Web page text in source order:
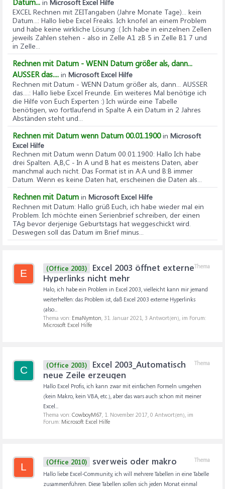
Datum... in Microsoft Excel Hilfe
EXCEL Rechnen mit ZEITangaben (Jahre Monate Tage)... kein
Datum...: Hallo liebe Excel Freaks. Ich knofel an einem Problem
und habe keine wirkliche Lösung :( Ich habe in einzelnen Zellen
jeweils Zahlen stehen - also in Zelle A1 zB 5 in Zelle B1 7 und
in Zelle...
Rechnen mit Datum - WENN Datum größer als, dann...
AUSSER das.... in Microsoft Excel Hilfe
Rechnen mit Datum - WENN Datum größer als, dann... AUSSER
das....: Hallo liebe Excel Freunde. Ein weiteres Mal benötige ich
die Hilfe von Euch Experten :) Ich würde eine Tabelle
benötigen, wo fortlaufend in Spalte A ein Datum in 2 Jahres
Abständen steht und...
Rechnen mit Datum wenn Datum 00.01.1900in Microsoft
Excel Hilfe
Rechnen mit Datum wenn Datum 00.01.1900: Hallo Ich habe
drei Spalten. A,B,C - In A und B hat es meistens Daten, aber
manchmal auch nicht. Das Format ist in A:A und B:B immer
Datum. Wenn es keine Daten hat, erscheinen die Daten als...
Rechnen mit Datum in Microsoft Excel Hilfe
Rechnen mit Datum: Hallo grüß Euch, ich habe wieder mal ein
Problem. Ich möchte einen Serienbrief schreiben, der einen
TAg bevor derjenige Geburtstags hat weggeschickt wird.
Deswegen soll das Datum im Brief minus...
E
Thema
(Office 2003)
Excel 2003 öffnet externe
Hyperlinks nicht mehr
Halo, ich habe ein Problem in Excel 2003, vielleicht kann mir jemand
weiterhelfen: das Problem ist, daß Excel 2003 externe Hyperlinks
(also...
Thema von: EmaNymton, 31. Januar 2021, 3 Antwort(en), im Forum:
Microsoft Excel Hilfe
C
Thema
(Office 2003)
Excel 2003_Automatisch
neue Zeile erzeugen
Hallo Excel Profis, ich kann zwar mit einfachen Formeln umgehen
(kein Makro, kein VBA, etc.), aber das wars auch schon mit meiner
Excel...
Thema von: CowboyM67, 1. November 2017, 0 Antwort(en), im
Forum: Microsoft Excel Hilfe
L
Thema
(Office 2010) sverweis oder makro
Hallo liebe Excel-Community, ich will mehrere Tabellen in eine Tabelle
zusammenführen. Diese Tabellen sollen sich jeden Monat einmal